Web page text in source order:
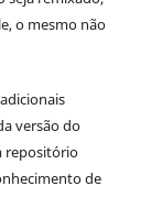
o mesmo não
versão do
repositório
de